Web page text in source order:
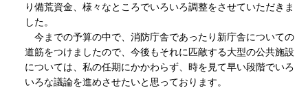
り備荒資金、様々なところでいろいろ調整をさせていただきま
した。
今までの予算の中で、消防庁舎であったり新庁舎についての
道筋をつけましたので、今後もそれに匹敵する大型の公共施設
については、私の任期にかかわらず、時を見て早い段階でいろ
いろな議論を進めさせたいと思っております。